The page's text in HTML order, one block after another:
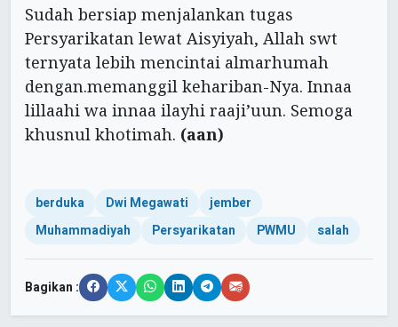
Sudah bersiap menjalankan tugas
Persyarikatan lewat Aisyiyah, Allah swt
ternyata lebih mencintai almarhumah
dengan.memanggil kehariban-Nya. Innaa
lillaahi wa innaa ilayhi raaji’uun. Semoga
khusnul khotimah. (aan)
berduka Dwi Megawati
jember
Muhammadiyah
Persyarikatan PWMU salah
Bagikan :